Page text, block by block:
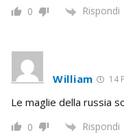
0 Rispondi
William 14
Le maglie della russia
0 Rispondi